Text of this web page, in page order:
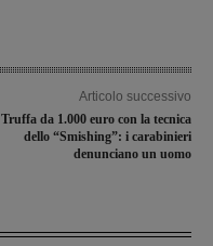
Articolo successivo
Truffa da 1.000 euro con la tecnica
dello “Smishing”: i carabinieri
denunciano un uomo